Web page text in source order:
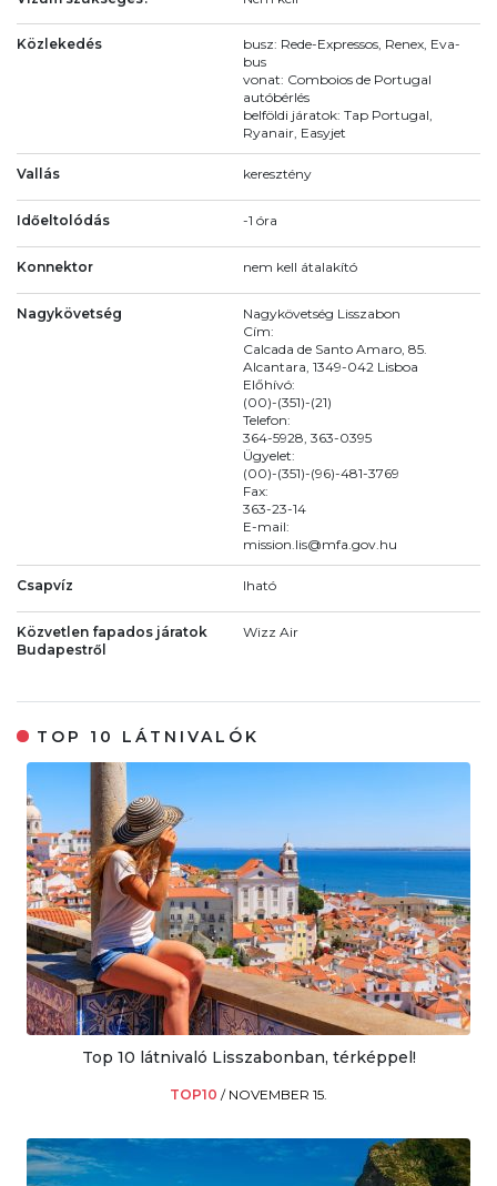
Közlekedés
busz: Rede-Expressos, Renex, Eva-
bus
vonat: Comboios de Portugal
autóbérlés
belföldi járatok: Tap Portugal,
Ryanair, Easyjet
Vallás keresztény
Időeltolódás -1 óra
Konnektor nem kell átalakító
Nagykövetség
Nagykövetség Lisszabon
Cím:
Calcada de Santo Amaro, 85.
Alcantara, 1349-042 Lisboa
Előhívó:
(00)-(351)-(21)
Telefon:
364-5928, 363-0395
Ügyelet:
(00)-(351)-(96)-481-3769
Fax:
363-23-14
E-mail:
mission.lis@mfa.gov.hu
Csapvíz Iható
Közvetlen fapados járatok
Budapestről
Wizz Air
TOP 10 LÁTNIVALÓK
Top 10 látnivaló Lisszabonban, térképpel!
TOP10 / NOVEMBER 15.